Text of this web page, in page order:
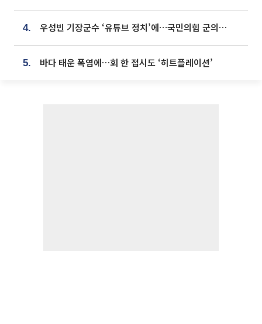
4. 우성빈 기장군수 ‘유튜브 정치’에…국민의힘 군의원들 집단 반발
5. 바다 태운 폭염에…회 한 접시도 ‘히트플레이션’